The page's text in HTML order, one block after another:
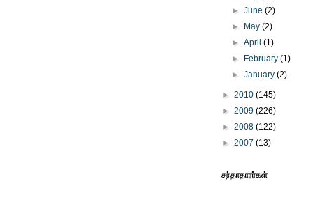
►June(2)
►
May(2)
►April(1)
►
February(1)
►January(2)
► 2010 (145)
► 2009 (226)
► 2008 (122)
► 2007 (13)
சந்தாதாரர்கள்